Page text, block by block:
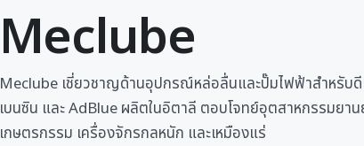
Meclube
Meclube เชี่ยวชาญด้านอุปกรณ์หล่อลื่นและปั๊มไฟฟ้าสำหรับดี
เบนซิน และ AdBlue ผลิตในอิตาลี ตอบโจทย์อุตสาหกรรมยา
เกษตรกรรม เครื่องจักรกลหนัก และเหมืองแร่